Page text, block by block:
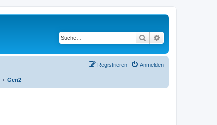
Suche
Anmelden
Registrieren
Gen2